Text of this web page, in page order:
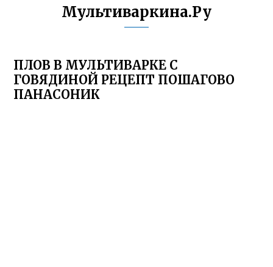
Мультиваркина.Ру
ПЛОВ В МУЛЬТИВАРКЕ С
ГОВЯДИНОЙ РЕЦЕПТ ПОШАГОВО
ПАНАСОНИК